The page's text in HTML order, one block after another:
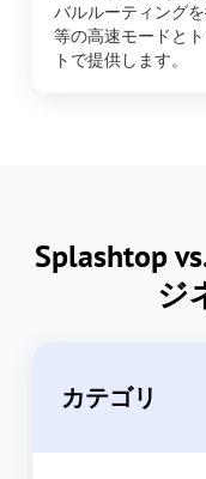
バルルーティング
等の高速モードと
トで提供します。
Splashtop
ジ
カテゴリ